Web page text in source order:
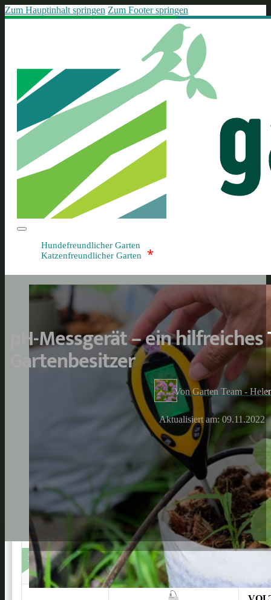
Zum Hauptinhalt springen Zum Footer springen
Hundefreundlicher Garten
Katzenfreundlicher Garten
*
pH-Messgerät – ein
Gartenbesitzer
Von Garten Team -
Aktualisiert am: 09.11.2022
1